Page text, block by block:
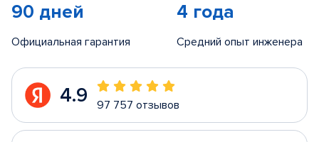
90 дней
Официальная гарантия
4 года
Средний опыт инженера
4.9 97 757 отзывов